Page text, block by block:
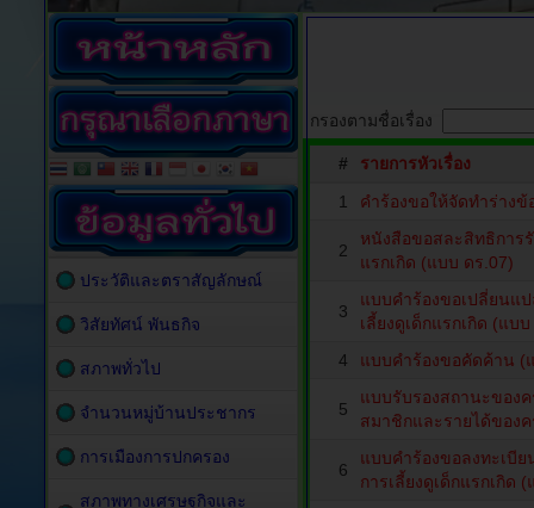
กรองตามชื่อเรื่อง
#
รายการหัวเรื่อง
1
คำร้องขอให้จัดทำร่าง
2
หนังสือขอสละสิทธิการ
แรกเกิด (แบบ ดร.07)
3
แบบคำร้องขอเปลี่ยนแ
เลี้ยงดูเด็กแรกเกิด (แบ
4
แบบคำร้องขอคัดค้าน (
5
แบบรับรองสถานะของ
สมาชิกและรายได้ของ
6
แบบคำร้องขอลงทะเบี
การเลี้ยงดูเด็กแรกเกิด
ประวัติและตราสัญลักษณ์
วิสัยทัศน์ พันธกิจ
สภาพทั่วไป
จำนวนหมู่บ้านประชากร
การเมืองการปกครอง
สภาพทางเศรษฐกิจและ